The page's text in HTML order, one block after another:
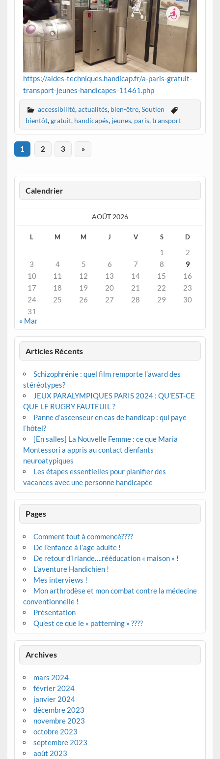
https://aides-techniques.handicap.fr/a-paris-gratuit-
transport-jeunes-handicapes-11461.php
accessibilité,actualités, bien-être,Soutien
bientôt,gratuit, handicapés, jeunes, paris,transport
1 2 3 »
Calendrier
AOÛT 2026
L M M J V S D
1
2
3
4 5 6 7 8
9
10
11 12 13 14 15
16
17
18 19 20 21 22
23
24
25 26 27 28 29
30
31
« Mar
Articles Récents
Schizophrénie : quel film remporte l’award des
stéréotypes?
JEUX PARALYMPIQUES PARIS 2024 : QU’EST-CE
QUE LE RUGBY FAUTEUIL ?
Panne d’ascenseur en cas de handicap : qui paye
l’hôtel?
[En salles] La Nouvelle Femme : ce que Maria
Montessori a appris au contact d’enfants
neuroatypiques
Les étapes essentielles pour planifier des
vacances avec une personne handicapée
Pages
Comment tout à commencé????
De l’enfance à l’age adulte !
De retour d’Irlande….rééducation « maison » !
L’aventure Handichien !
Mes interviews !
Mon arthrodèse et mon combat contre la médecine
conventionnelle !
Présentation
Qu’est ce que le « patterning » ????
Archives
mars 2024
février 2024
janvier 2024
décembre 2023
novembre 2023
octobre 2023
septembre 2023
août 2023